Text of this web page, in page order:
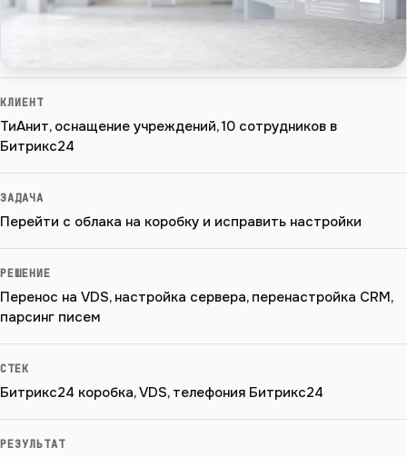
КЛИЕНТ
ТиАнит, оснащение учреждений, 10 сотрудников в
Битрикс24
ЗАДАЧА
Перейти с облака на коробку и исправить настройки
РЕШЕНИЕ
Перенос на VDS, настройка сервера, перенастройка CRM,
парсинг писем
СТЕК
Битрикс24 коробка, VDS, телефония Битрикс24
РЕЗУЛЬТАТ